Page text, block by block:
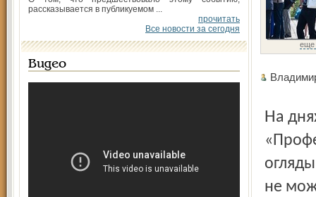
рассказывается в публикуемом ...
прочитать
Все новости за сегодня
Видео
еще
На днях НТВ показало очередную программу из серии
не